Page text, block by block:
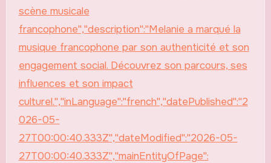
scène musicale
francophone","description":"Melanie a marqué la
musique francophone par son authenticité et son
engagement social. Découvrez son parcours, ses
influences et son impact
culturel.","inLanguage":"french","datePublished":"2
026-05-
27T00:00:40.333Z","dateModified":"2026-05-
27T00:00:40.333Z","mainEntityOfPage":